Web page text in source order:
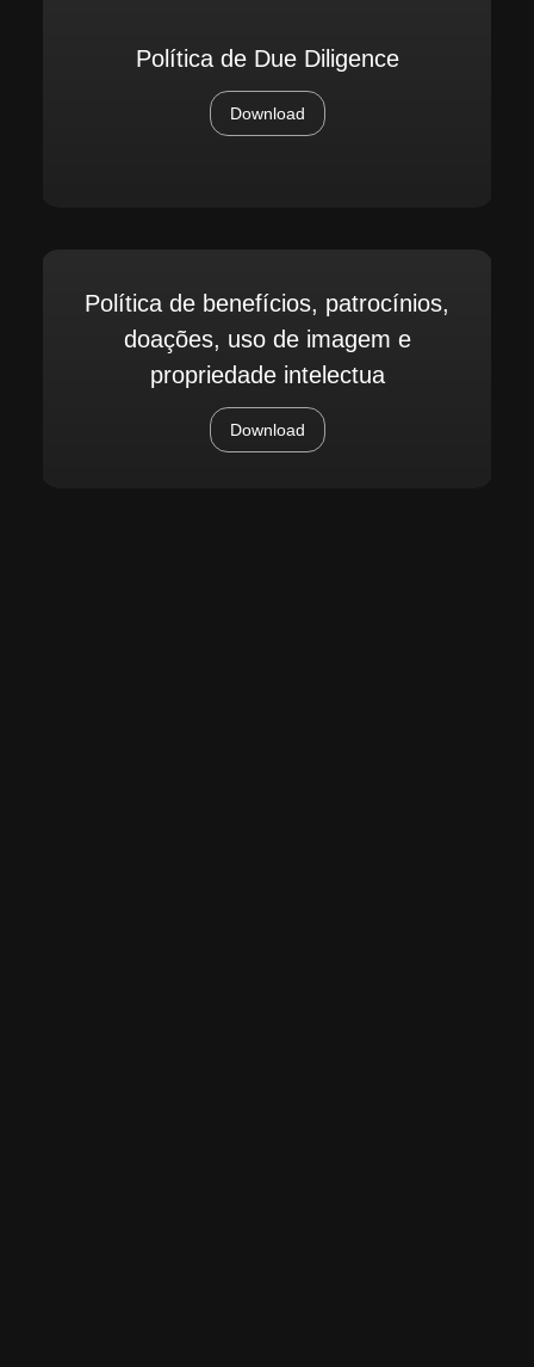
Política de Due Diligence
Download
Política de benefícios, patrocínios,
doações, uso de imagem e
propriedade intelectua
Download